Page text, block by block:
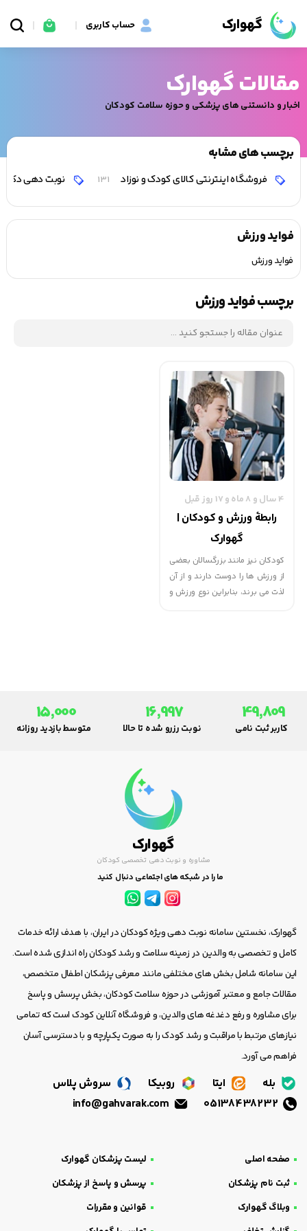
گهوارک حساب کاربری
مقالات گهوارک
اخبار و دانستنی های پزشکی و حوزه سلامت کودکان
برچسب های مشابه
فروشگاه اینترنتی کالای کودک و نوزاد 131 نوبت دهی
فواید ورزش
فواید ورزش
برچسب فواید ورزش
4 سال و 8 ماه و 17 روز قبل
رابطۀ ورزش و کودکان |
گهوارک
کودکان نیز مانند بزرگسالان بعضی
از ورزش ها را دوست دارند و از آن
لذت می برند، بنابراین نوع ورزش و
49,809
کاربر ثبت نامی
16,997
نوبت رزرو شده تا حالا
15,000
متوسط بازدید روزانه
گهوارک
مشاوره و نوبت دهی تخصصی کودکان
ما را در شبکه های اجتماعی دنبال کنید
گهوارک، نخستین سامانه نوبت دهی ویژه کودکان در ایران، با هدف ارائه خدمات
کامل و تخصصی به والدین در زمینه سلامت و رشد کودکان راه اندازی شده است.
این سامانه شامل بخش های مختلفی مانند معرفی پزشکان اطفال متخصص،
مقالات جامع و معتبر آموزشی در حوزه سلامت کودکان، بخش پرسش و پاسخ
برای مشاوره و رفع دغدغه های والدین، و فروشگاه آنلاین کودک است که تمامی
نیازهای مرتبط با مراقبت و رشد کودک را به صورت یکپارچه و با دسترسی آسان
فراهم می آورد.
بله ایتا روبیکا
سروش پلاس
صفحه اصلی
لیست پزشکان گهوارک
ثبت نام پزشکان
پرسش و پاسخ از پزشکان
وبلاگ گهوارک
قوانین و مقررات